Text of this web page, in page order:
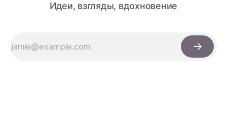
Идеи, взгляды, вдохновение